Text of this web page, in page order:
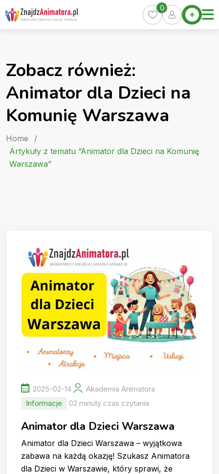
Skip
to
content
Home
Oferty
Kurs
Artykuły
0
Zobacz również:
Animator dla Dzieci na
Komunię Warszawa
Home
/
Artykuły z tematu “Animator dla Dzieci na Komunię
Warszawa”
2025-02-14
Akademia Animatora
Informacje
02 minuty czas czytania
Animator dla Dzieci Warszawa
Animator dla Dzieci Warszawa – wyjątkowa
zabawa na każdą okazję! Szukasz Animatora
dla Dzieci w Warszawie, który sprawi, że